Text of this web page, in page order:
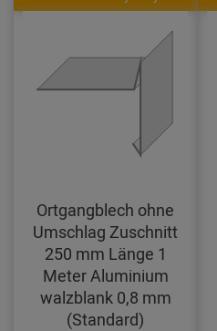
Ortgangblech ohne
Umschlag Zuschnitt
250 mm Länge 1
Meter Aluminium
walzblank 0,8 mm
(Standard)